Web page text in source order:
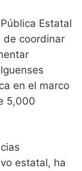
Estatal
de coordinar
en el marco
5,000
estatal, ha